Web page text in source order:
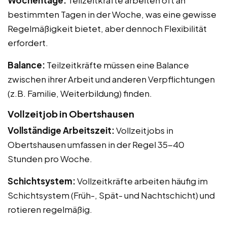
bestimmten Tagen in der Woche, was eine gewisse
Regelmäßigkeit bietet, aber dennoch Flexibilität
erfordert.
Balance: Teilzeitkräfte müssen eine Balance
zwischen ihrer Arbeit und anderen Verpflichtungen
(z.B. Familie, Weiterbildung) finden.
Vollzeitjob in Obertshausen
Vollständige Arbeitszeit:Vollzeitjobs in
Obertshausen umfassen in der Regel 35-40
Stunden pro Woche.
Schichtsystem:Vollzeitkräfte arbeiten häufig im
Schichtsystem (Früh-, Spät- und Nachtschicht) und
rotieren regelmäßig.